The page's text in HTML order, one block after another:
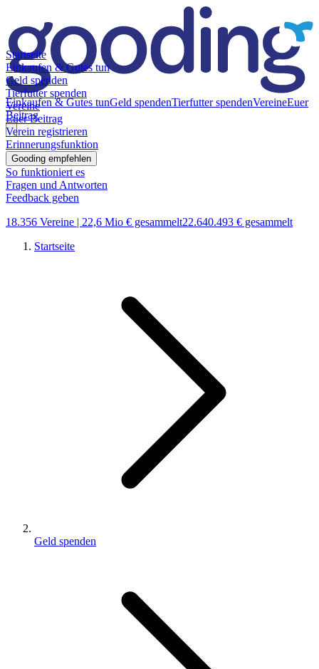
Einkaufen & Gutes tunGeld spendenTierfutter spendenVereineEuer
Beitrag
Startseite
Einkaufen & Gutes tun
Geld spenden
Tierfutter spenden
Vereine
Euer Beitrag
Verein registrieren
Erinnerungsfunktion
Gooding empfehlen
So funktioniert es
Fragen und Antworten
Feedback geben
18.356 Vereine | 22,6 Mio € gesammelt22.640.493 € gesammelt
Startseite
Geld spenden